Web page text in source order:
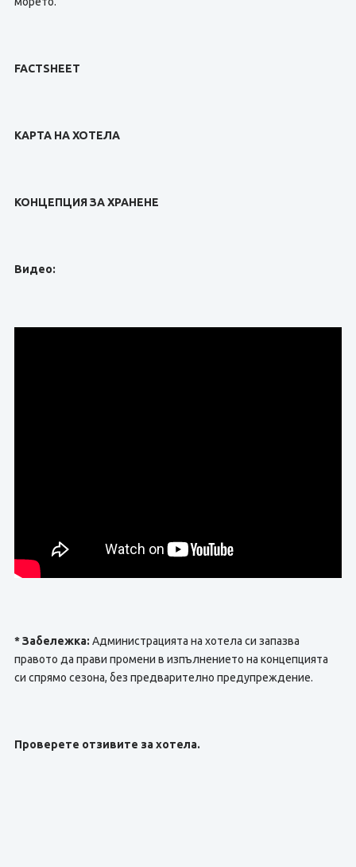
FACTSHEET
КАРТА НА ХОТЕЛА
КОНЦЕПЦИЯ ЗА ХРАНЕНЕ
Видео:
* Забележка: Администрацията на хотела си запазва
правото да прави промени в изпълнението на концепцията
си спрямо сезона, без предварително предупреждение.
Проверете отзивите за хотела.